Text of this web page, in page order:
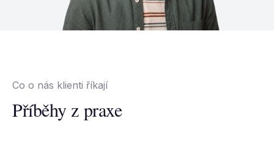
Co o nás klienti říkají
Příběhy z praxe